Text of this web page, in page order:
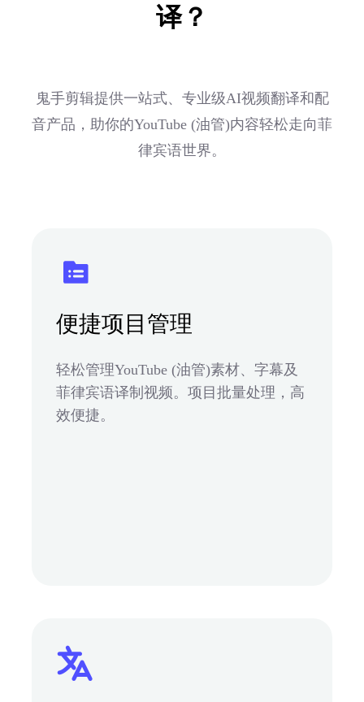
译？
鬼手剪辑提供一站式、专业级AI视频翻译和配
音产品，助你的YouTube (油管)内容轻松走向菲
律宾语世界。
便捷项目管理
轻松管理YouTube (油管)素材、字幕及
菲律宾语译制视频。项目批量处理，高
效便捷。